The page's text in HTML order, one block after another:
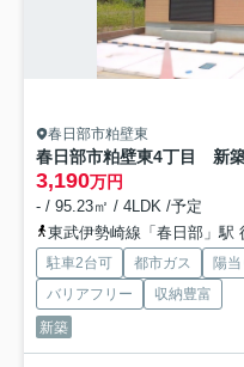
春日部市粕壁東
春日部市粕壁東4丁目 新
3,190万円
- / 95.23㎡ / 4LDK /予定
東武伊勢崎線「春日部」駅
駐車2台可 都市ガス 陽
バリアフリー
収納豊富
新築